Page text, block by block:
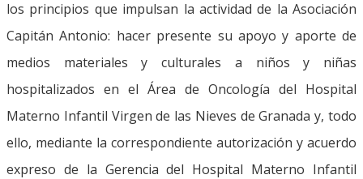
los principios que impulsan la actividad de la Asociación
Capitán Antonio: hacer presente su apoyo y aporte de
medios materiales y culturales a niños y niñas
hospitalizados en el Área de Oncología del Hospital
Materno Infantil Virgen de las Nieves de Granada y, todo
ello, mediante la correspondiente autorización y acuerdo
expreso de la Gerencia del Hospital Materno Infantil